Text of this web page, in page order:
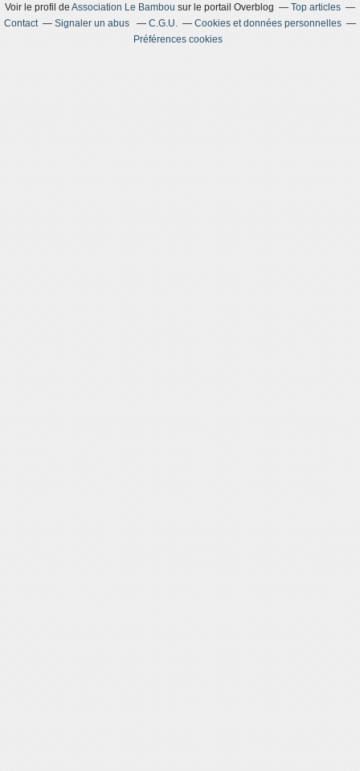
Voir le profil deAssociation Le Bambou sur le portail Overblog
Top articles
Contact
Signaler un abus C.G.U.
Cookies et données personnelles
Préférences cookies